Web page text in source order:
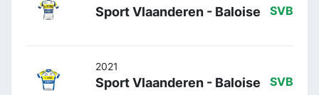
Sport Vlaanderen - Baloise SVB
2021
Sport Vlaanderen - Baloise SVB